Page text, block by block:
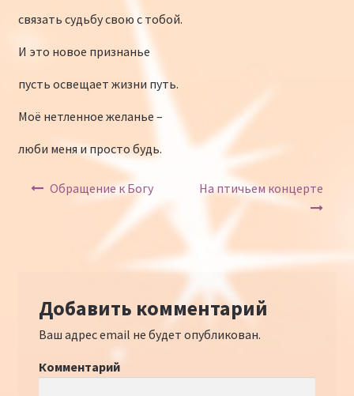
связать судьбу свою с тобой.
И это новое признанье
пусть освещает жизни путь.
Моё нетленное желанье –
люби меня и просто будь.
Навигация по записям
Обращение к Богу На птичьем концерте
Добавить комментарий
Ваш адрес email не будет опубликован.
Комментарий